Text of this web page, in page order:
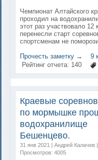
Чемпионат Алтайского
проходил на
этот раз участвовало 12
перенесли старт
спортсменам не
Прочесть заметку →
9
Рейтинг отчета: 140
Краевые
по мормышке
водохранилище
Бешенцево.
31 янв 2021 | Андрей Калачев |
Просмотров: 4005